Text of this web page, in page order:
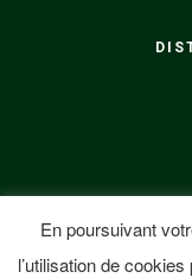
En poursuivant
l’utilisation de